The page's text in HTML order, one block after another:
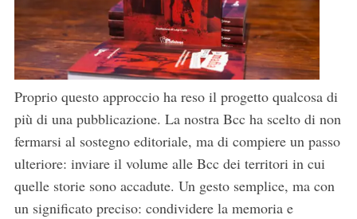
Proprio questo approccio ha reso il progetto qualcosa di
più di una pubblicazione. La nostra Bcc ha scelto di non
fermarsi al sostegno editoriale, ma di compiere un passo
ulteriore: inviare il volume alle Bcc dei territori in cui
quelle storie sono accadute. Un gesto semplice, ma con
un significato preciso: condividere la memoria e